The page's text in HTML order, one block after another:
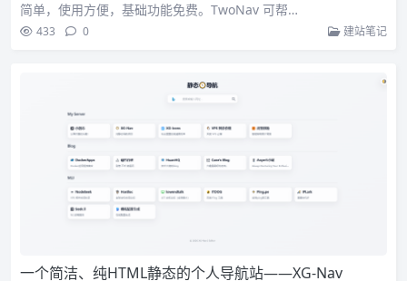
简单，使用方便，基础功能免费。TwoNav 可帮…
433 0 建站笔记
一个简洁、纯HTML静态的个人导航站——XG-Nav